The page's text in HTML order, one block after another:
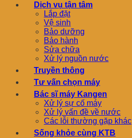
Dịch vụ tận tâm
Lắp đặt
Vệ sinh
Bảo dưỡng
Bảo hành
Sửa chữa
Xử lý nguồn nước
Truyền thông
Tư vấn chọn máy
Bác sĩ máy Kangen
Xử lý sự cố máy
Xử lý vấn đề về nước
Các lỗi thường gặp khác
Sống khỏe cùng KTB